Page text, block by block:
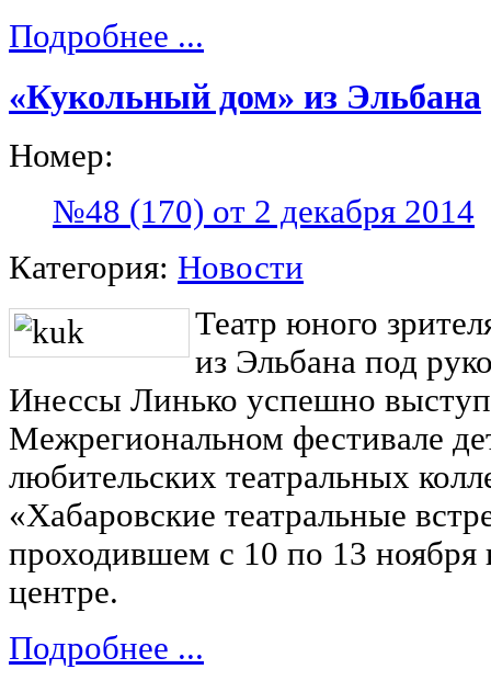
Подробнее ...
«Кукольный дом» из Эльбана
Номер:
№48 (170) от 2 декабря 2014
Категория: Новости
Театр юного
из Эльбана под
Инессы Линько успешно
Межрегиональном фестивале
любительских театральных
«Хабаровские театральные
проходившем с 10 по 13 ноября
центре.
Подробнее ...